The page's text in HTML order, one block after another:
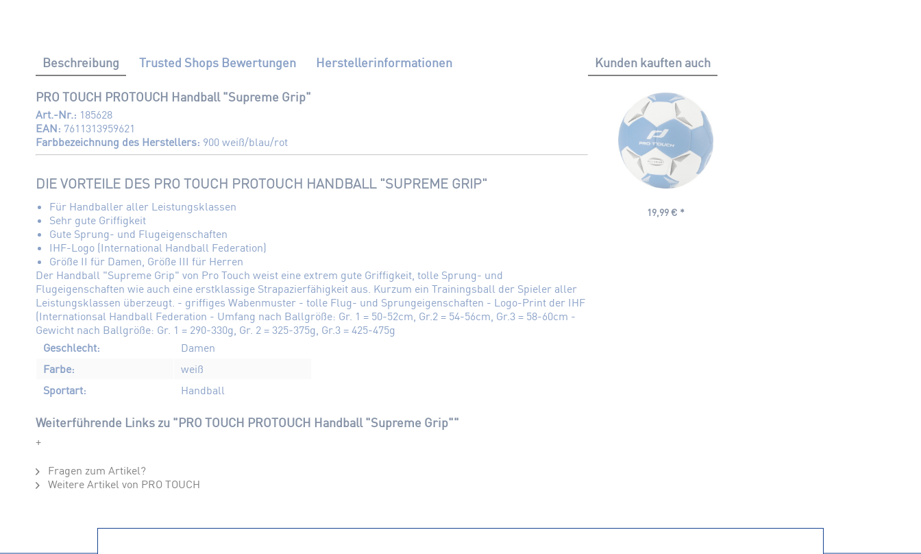
Beschreibung Trusted Shops Bewertungen Herstellerinformationen
PRO TOUCH PROTOUCH Handball "Supreme Grip"
Art.-Nr.: 185628
EAN: 7611313959621
Farbbezeichnung des Herstellers: 900 weiß/blau/rot
DIE VORTEILE DES PRO TOUCH PROTOUCH HANDBALL "SUPREME GRIP"
Für Handballer aller Leistungsklassen
Sehr gute Griffigkeit
Gute Sprung- und Flugeigenschaften
IHF-Logo (International Handball Federation)
Größe II für Damen, Größe III für Herren
Der Handball "Supreme Grip" von Pro Touch weist eine extrem gute Griffigkeit, tolle Sprung- und
Flugeigenschaften wie auch eine erstklassige Strapazierfähigkeit aus. Kurzum ein Trainingsball der Spieler aller
Leistungsklassen überzeugt. - griffiges Wabenmuster - tolle Flug- und Sprungeigenschaften - Logo-Print der IHF
(Internationsal Handball Federation - Umfang nach Ballgröße: Gr. 1 = 50-52cm, Gr.2 = 54-56cm, Gr.3 = 58-60cm -
Gewicht nach Ballgröße: Gr. 1 = 290-330g, Gr. 2 = 325-375g, Gr.3 = 425-475g
Geschlecht:
Damen
Farbe:
weiß
Sportart:
Handball
Weiterführende Links zu "PRO TOUCH PROTOUCH Handball "Supreme Grip""
+
Fragen zum Artikel?
Weitere Artikel von PRO TOUCH
Kunden kauften auch
19,99 € *